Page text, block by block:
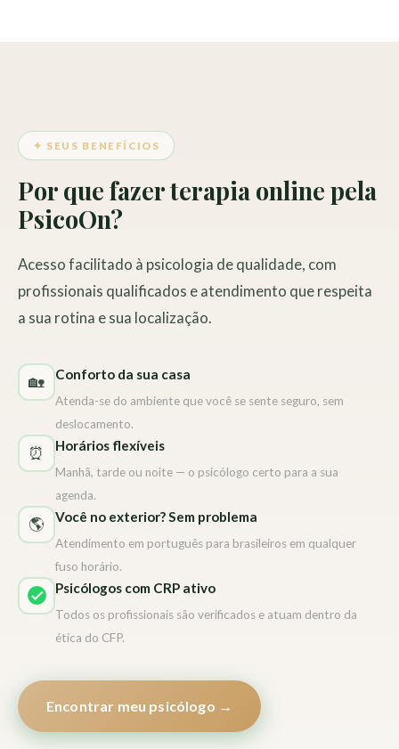
✦ SEUS BENEFÍCIOS
Por que fazer terapia online pela
PsicoOn?
Acesso facilitado à psicologia de qualidade, com
profissionais qualificados e atendimento que respeita
a sua rotina e sua localização.
🏡 Conforto da sua casa
Atenda-se do ambiente que você se sente seguro, sem
deslocamento.
⏰ Horários flexíveis
Manhã, tarde ou noite — o psicólogo certo para a sua
agenda.
🌎 Você no exterior? Sem problema
Atendimento em português para brasileiros em qualquer
fuso horário.
Psicólogos com CRP ativo
Todos os profissionais são verificados e atuam dentro da
ética do CFP.
Encontrar meu psicólogo →